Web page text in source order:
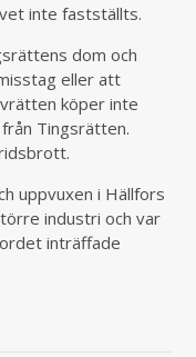
inte fastställts.
dom och
eller att
köper inte
Tingsrätten.
uppvuxen i Hällfors
industri och var
inträffade